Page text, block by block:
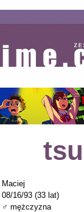
Maciej
08/16/93 (33 lat)
♂ mężczyzna